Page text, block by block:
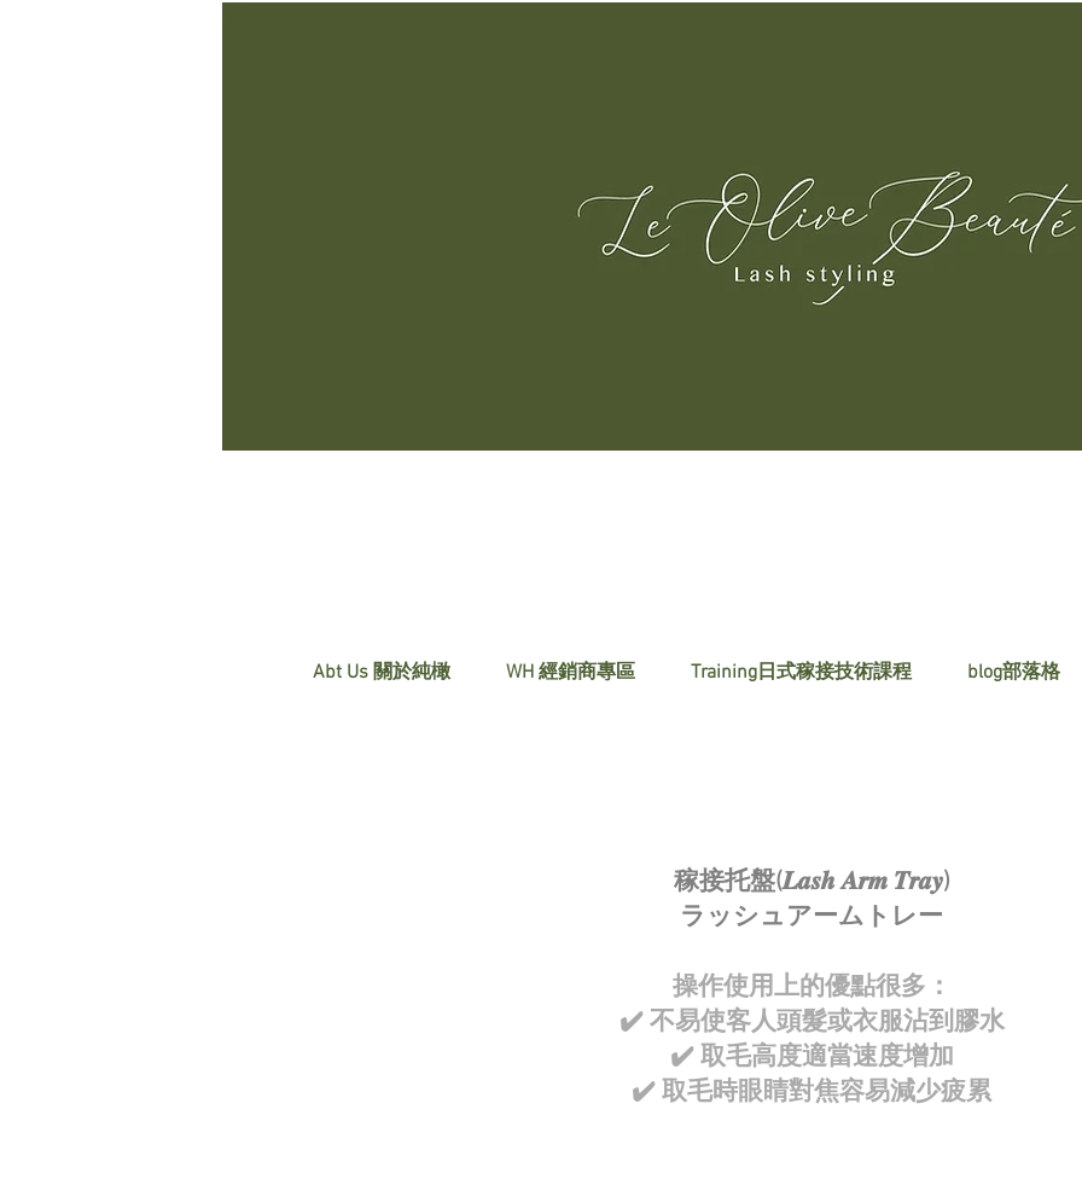
Abt Us 關於純橄 WH 經銷商專區 Training日式稼接技術課程 blog部落格
稼接托盤(𝑳𝒂𝒔𝒉 𝑨𝒓𝒎 𝑻𝒓𝒂𝒚)
ラッシュアームトレー
操作使用上的優點很多：
✔️ 不易使客人頭髮或衣服沾到膠水
✔️ 取毛高度適當速度增加
✔️ 取毛時眼睛對焦容易減少疲累